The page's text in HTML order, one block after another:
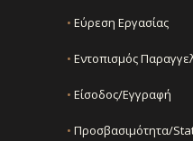
• Εύρεση Εργασίας
• Εντοπισμός
• Είσοδος/Εγγραφή
• Προσβασιμότητα/